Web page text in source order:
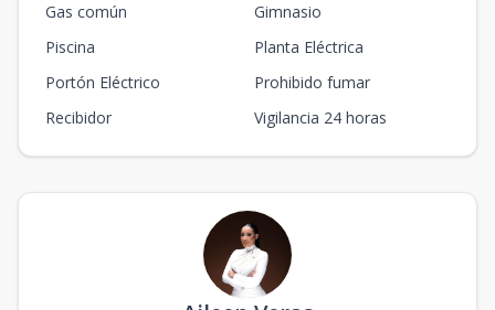
Gas común
Gimnasio
Piscina
Planta Eléctrica
Portón Eléctrico
Prohibido fumar
Recibidor
Vigilancia 24 horas